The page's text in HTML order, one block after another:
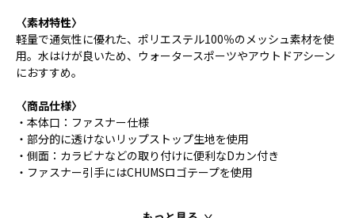
〈素材特性〉
軽量で通気性に優れた、ポリエステル100％のメッシュ素材を使
用。水はけが良いため、ウォータースポーツやアウトドアシーン
におすすめ。
〈商品仕様〉
・本体口：ファスナー仕様
・部分的に透けないリップストップ生地を使用
・側面：カラビナなどの取り付けに便利なDカン付き
・ファスナー引手にはCHUMSロゴテープを使用